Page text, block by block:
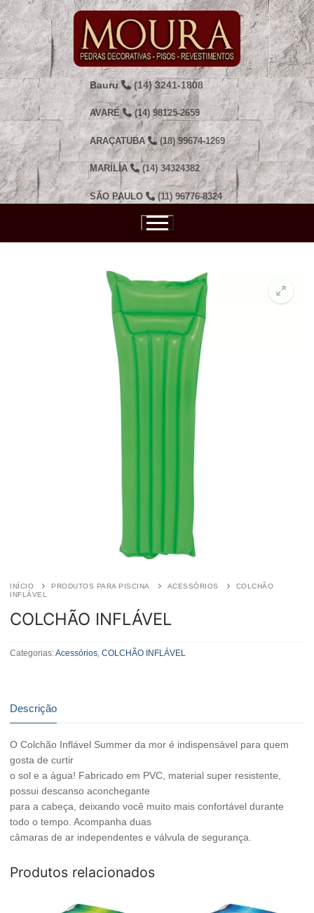
Pular
para
o
conteúdo
Bauru (14) 3241-1808
AVARÉ (14) 98125-2659
ARAÇATUBA (18) 99674-1269
MARÍLIA (14) 34324382
SÃO PAULO (11) 96776-8324
INÍCIO PRODUTOS PARA PISCINA ACESSÓRIOS
COLCHÃO
INFLÁVEL
COLCHÃO INFLÁVEL
Categorias:Acessórios COLCHÃO INFLÁVEL
Descrição
O Colchão Inflável Summer da mor é indispensável para quem
gosta de curtir
o sol e a água! Fabricado em PVC, material super resistente,
possui descanso aconchegante
para a cabeça, deixando você muito mais confortável durante
todo o tempo. Acompanha duas
câmaras de ar independentes e válvula de segurança.
Produtos relacionados